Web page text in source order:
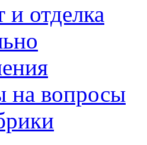
и отделка
на вопросы